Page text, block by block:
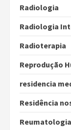
Radiologia
Radiologia
Radioterapia
Reprodução
residencia
Residência
Reumatologia